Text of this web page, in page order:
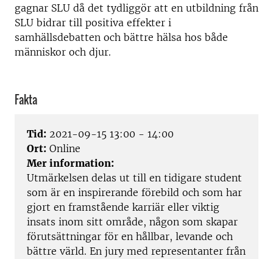
gagnar SLU då det tydliggör att en utbildning från
SLU bidrar till positiva effekter i
samhällsdebatten och bättre hälsa hos både
människor och djur.
Fakta
Tid: 2021-09-15 13:00 - 14:00
Ort: Online
Mer information:
Utmärkelsen delas ut till en tidigare student
som är en inspirerande förebild och som har
gjort en framstående karriär eller viktig
insats inom sitt område, någon som skapar
förutsättningar för en hållbar, levande och
bättre värld. En jury med representanter från